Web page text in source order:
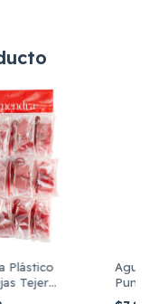
Plástico
Tejer
12 Unid
12